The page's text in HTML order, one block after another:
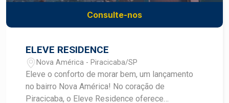
Consulte-nos
ELEVE RESIDENCE
Nova América - Piracicaba/SP
Eleve o conforto de morar bem, um lançamento
no bairro Nova América! No coração de
Piracicaba, o Eleve Residence oferece